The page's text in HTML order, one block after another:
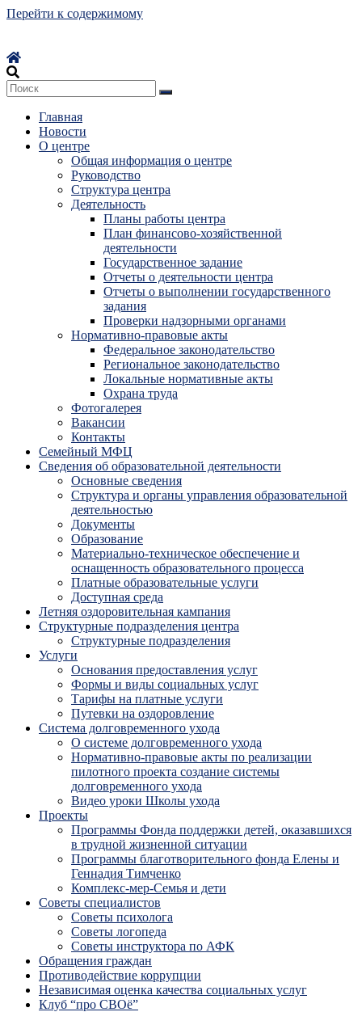
Перейти к содержимому
Главная
Новости
О центре
Общая информация о центре
Руководство
Структура центра
Деятельность
Планы работы центра
План финансово-хозяйственной
деятельности
Государственное задание
Отчеты о деятельности центра
Отчеты о выполнении государственного
задания
Проверки надзорными органами
Нормативно-правовые акты
Федеральное законодательство
Региональное законодательство
Локальные нормативные акты
Охрана труда
Фотогалерея
Вакансии
Контакты
Семейный МФЦ
Сведения об образовательной деятельности
Основные сведения
Структура и органы управления образовательной
деятельностью
Документы
Образование
Материально-техническое обеспечение и
оснащенность образовательного процесса
Платные образовательные услуги
Доступная среда
Летняя оздоровительная кампания
Структурные подразделения центра
Структурные подразделения
Услуги
Основания предоставления услуг
Формы и виды социальных услуг
Тарифы на платные услуги
Путевки на оздоровление
Система долговременного ухода
О системе долговременного ухода
Нормативно-правовые акты по реализации
пилотного проекта создание системы
долговременного ухода
Видео уроки Школы ухода
Проекты
Программы Фонда поддержки детей, оказавшихся
в трудной жизненной ситуации
Программы благотворительного фонда Елены и
Геннадия Тимченко
Комплекс-мер-Семья и дети
Советы специалистов
Советы психолога
Советы логопеда
Советы инструктора по АФК
Обращения граждан
Противодействие коррупции
Независимая оценка качества социальных услуг
Клуб “про СВОё”